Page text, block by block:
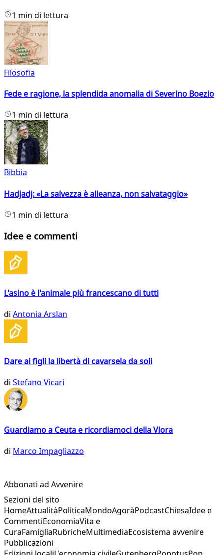
1 min di lettura
Filosofia
Fede e ragione, la splendida anomalia di Severino Boezio
1 min di lettura
Bibbia
Hadjadj: «La salvezza è alleanza, non salvataggio»
1 min di lettura
Idee e commenti
L'asino è l'animale più francescano di tutti
di Antonia Arslan
Dare ai figli la libertà di cavarsela da soli
di Stefano Vicari
Guardiamo a Ceuta e ricordiamoci della Vlora
di Marco Impagliazzo
Abbonati ad Avvenire
Sezioni del sito
HomeAttualitàPoliticaMondoAgoràPodcastChiesaIdee e
CommentiEconomiaVita e
CuraFamigliaRubricheMultimediaEcosistema avvenire
Pubblicazioni